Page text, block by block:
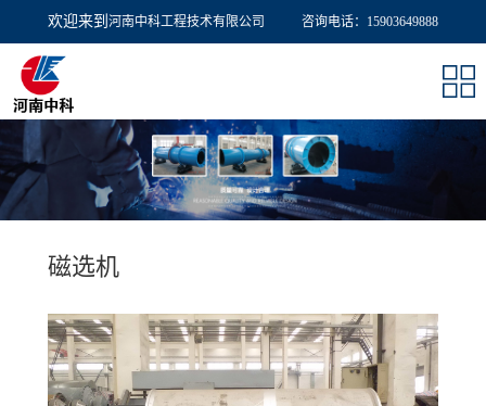
欢迎来到 河南中科工程技术有限公司 咨询电话：15903649888
欢迎来到河南中科工程技术有限公司 咨询电话：15903649888
磁选机